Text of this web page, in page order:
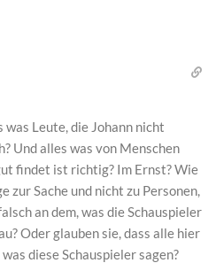
Leute, die Johann nicht
Und alles was von Menschen
findet ist richtig? Im Ernst? Wie
zur Sache und nicht zu Personen,
an dem, was die Schauspieler
Oder glauben sie, dass alle hier
diese Schauspieler sagen?